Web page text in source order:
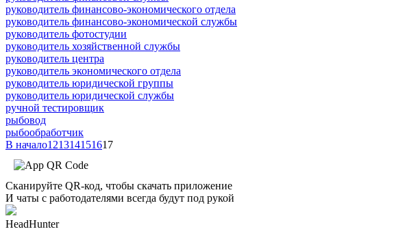
руководитель финансово-экономического отдела
руководитель финансово-экономической службы
руководитель фотостудии
руководитель хозяйственной службы
руководитель центра
руководитель экономического отдела
руководитель юридической группы
руководитель юридической службы
ручной тестировщик
рыбовод
рыбообработчик
В начало121314151617
Сканируйте QR-код, чтобы скачать приложение
И чаты с работодателями всегда будут под рукой
HeadHunter